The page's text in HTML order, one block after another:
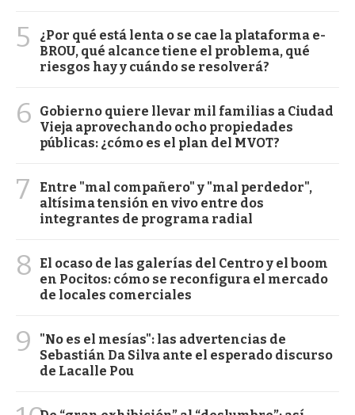
5
¿Por qué está lenta o se cae la plataforma e-
BROU, qué alcance tiene el problema, qué
riesgos hay y cuándo se resolverá?
6
Gobierno quiere llevar mil familias a Ciudad
Vieja aprovechando ocho propiedades
públicas: ¿cómo es el plan del MVOT?
7
Entre "mal compañero" y "mal perdedor",
altísima tensión en vivo entre dos
integrantes de programa radial
8
El ocaso de las galerías del Centro y el boom
en Pocitos: cómo se reconfigura el mercado
de locales comerciales
9
"No es el mesías": las advertencias de
Sebastián Da Silva ante el esperado discurso
de Lacalle Pou